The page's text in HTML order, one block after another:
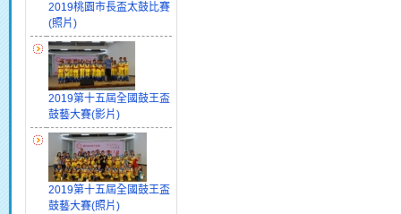
2019桃園市長盃太鼓比賽
(照片)
2019第十五屆全國鼓王盃
鼓藝大賽(影片)
2019第十五屆全國鼓王盃
鼓藝大賽(照片)